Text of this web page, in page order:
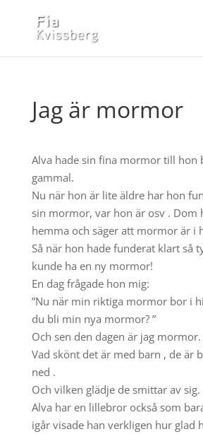
Jag är mormor
Alva hade sin fina mormor till hon
gammal.
Nu när hon är lite äldre har hon
sin mormor, var hon är osv . Dom
hemma och säger att mormor är i
Så när hon hade funderat klart så
kunde ha en ny mormor!
En dag frågade hon mig:
”Nu när min riktiga mormor bor i
du bli min nya mormor? ”
Och sen den dagen är jag mormor.
Vad skönt det är med barn , de är
ned .
Och vilken glädje de smittar av sig.
Alva har en lillebror också som
igår visade han verkligen hur glad